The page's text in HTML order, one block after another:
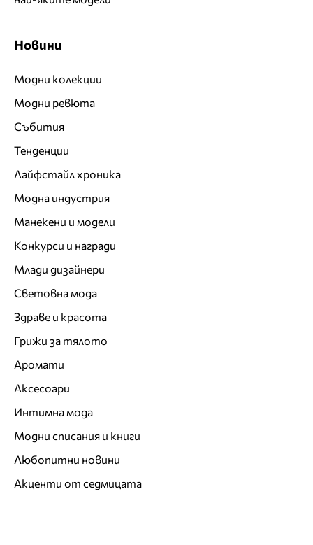
Новини
Модни колекции
Модни ревюта
Събития
Тенденции
Лайфстайл хроника
Модна индустрия
Манекени и модели
Конкурси и награди
Млади дизайнери
Световна мода
Здраве и красота
Грижи за тялото
Аромати
Аксесоари
Интимна мода
Модни списания и книги
Любопитни новини
Акценти от седмицата